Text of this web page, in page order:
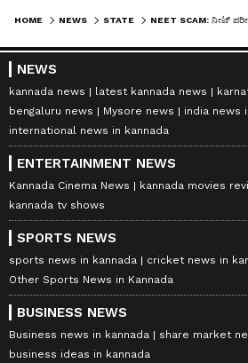
HOME NEWS STATE
NEWS
kannada news latest kannada news
bengaluru news
Mysore news
india news
international news in kannada
ENTERTAINMENT NEWS
Kannada Cinema News kannada movies
kannada tv shows
SPORTS NEWS
sports news in kannada
cricket news in
Other Sports News in Kannada
BUSINESS NEWS
Business news in kannada
share market
business ideas in kannada